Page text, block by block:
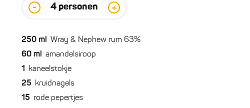
- 4 personen +
250 ml Wray & Nephew rum 63%
60 ml amandelsiroop
1 kaneelstokje
25 kruidnagels
15 rode pepertjes